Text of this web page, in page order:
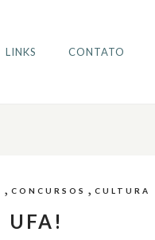
LINKS CONTATO
, CONCURSOS , CULTURA
UFA!